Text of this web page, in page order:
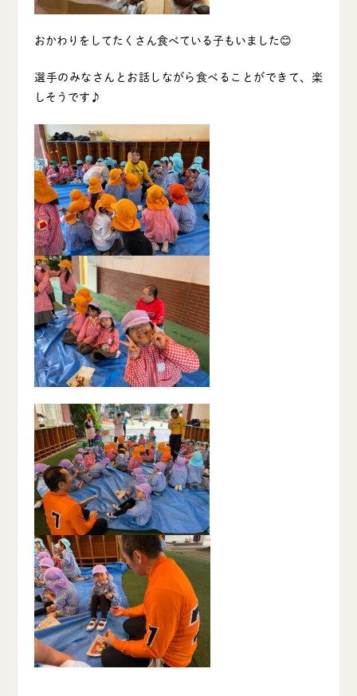
おかわりをしてたくさん食べている子もいました😊
選手のみなさんとお話しながら食べることができて、楽
しそうです♪